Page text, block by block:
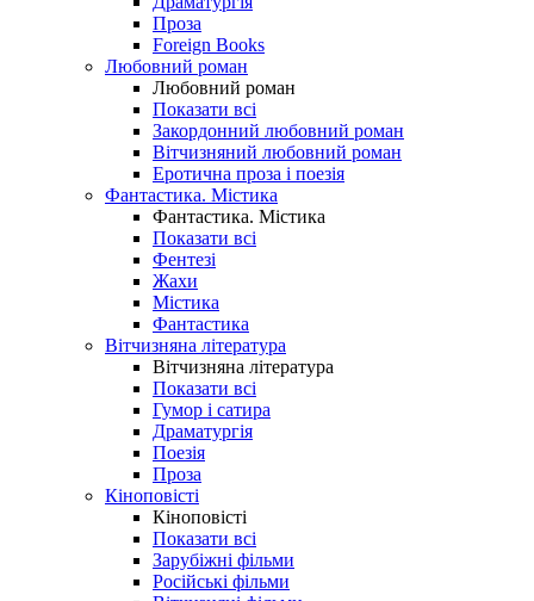
Проза
Foreign Books
Любовний роман
Любовний роман
Показати всі
Закордонний любовний роман
Вітчизняний любовний роман
Еротична проза і поезія
Фантастика. Містика
Фантастика. Містика
Показати всі
Фентезі
Жахи
Містика
Фантастика
Вітчизняна література
Вітчизняна література
Показати всі
Гумор і сатира
Драматургія
Поезія
Проза
Кіноповісті
Кіноповісті
Показати всі
Зарубіжні фільми
Російські фільми